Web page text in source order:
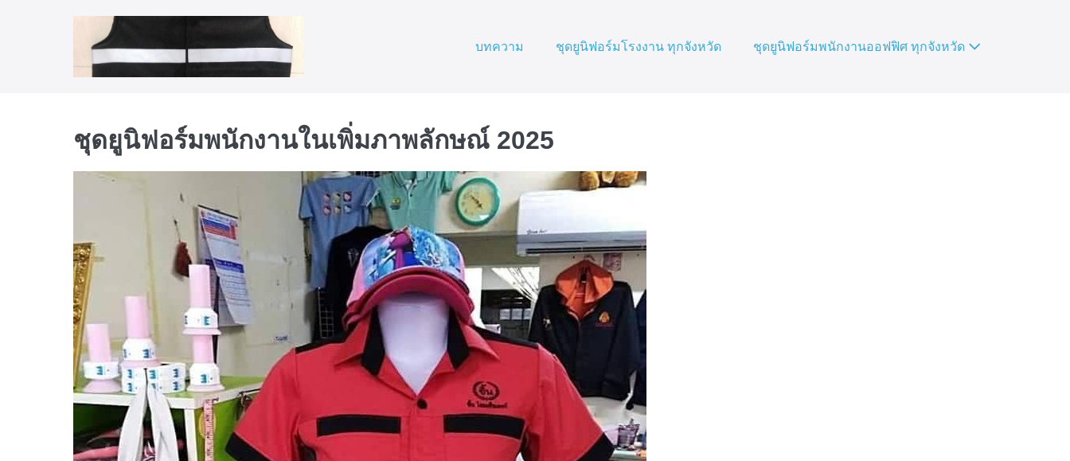
บทความ ชุดยูนิฟอร์มโรงงาน ทุกจังหวัด ชุดยูนิฟอร์มพนักงานออฟฟิศ ทุกจังหวัด
ชุดยูนิฟอร์มพนักงานในเพิ่มภาพลักษณ์ 2025